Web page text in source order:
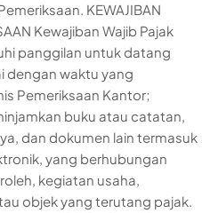
KEWAJIBAN
Kewajiban Wajib Pajak
panggilan untuk datang
dengan waktu yang
Pemeriksaan Kantor;
buku atau catatan,
dan dokumen lain termasuk
yang berhubungan
kegiatan usaha,
objek yang terutang pajak.